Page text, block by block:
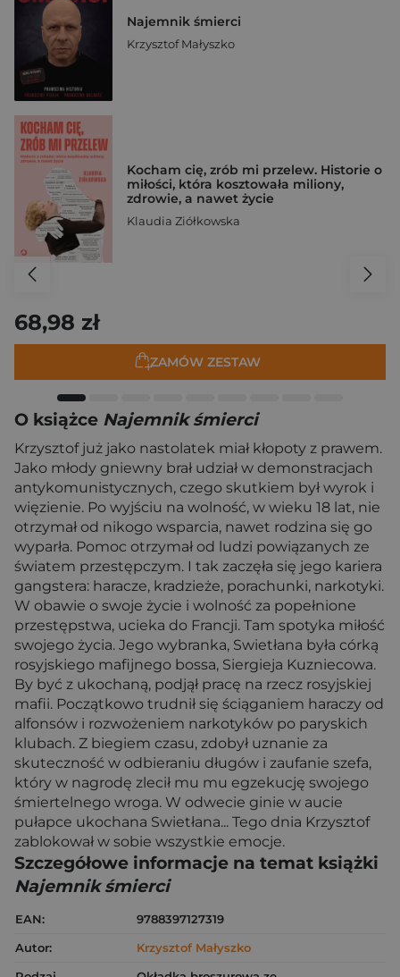
Najemnik śmierci
Krzysztof Małyszko
Kocham cię, zrób mi przelew. Historie o
miłości, która kosztowała miliony,
zdrowie, a nawet życie
Klaudia Ziółkowska
68,98 zł
ZAMÓW ZESTAW
O książce Najemnik śmierci
Krzysztof już jako nastolatek miał kłopoty z prawem.
Jako młody gniewny brał udział w demonstracjach
antykomunistycznych, czego skutkiem był wyrok i
więzienie. Po wyjściu na wolność, w wieku 18 lat, nie
otrzymał od nikogo wsparcia, nawet rodzina się go
wyparła. Pomoc otrzymał od ludzi powiązanych ze
światem przestępczym. I tak zaczęła się jego kariera
gangstera: haracze, kradzieże, porachunki, narkotyki.
W obawie o swoje życie i wolność za popełnione
przestępstwa, ucieka do Francji. Tam spotyka miłość
swojego życia. Jego wybranka, Swietłana była córką
rosyjskiego mafijnego bossa, Siergieja Kuzniecowa.
By być z ukochaną, podjął pracę na rzecz rosyjskiej
mafii. Początkowo trudnił się ściąganiem haraczy od
alfonsów i rozwożeniem narkotyków po paryskich
klubach. Z biegiem czasu, zdobył uznanie za
skuteczność w odbieraniu długów i zaufanie szefa,
który w nagrodę zlecił mu mu egzekucję swojego
śmiertelnego wroga. W odwecie ginie w aucie
pułapce ukochana Swietłana... Tego dnia Krzysztof
zablokował w sobie wszystkie emocje.
Szczegółowe informacje na temat książki
Najemnik śmierci
EAN:
9788397127319
Autor:
Krzysztof Małyszko